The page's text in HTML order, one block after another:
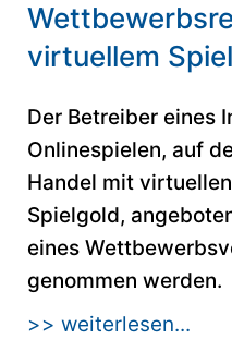
virtuellem
Der Betreiber eines
Onlinespielen, auf
Handel mit
Spielgold,
eines
genommen
>> weiterlesen...